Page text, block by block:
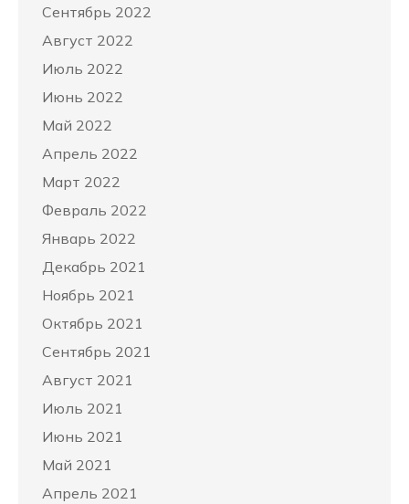
Сентябрь 2022
Август 2022
Июль 2022
Июнь 2022
Май 2022
Апрель 2022
Март 2022
Февраль 2022
Январь 2022
Декабрь 2021
Ноябрь 2021
Октябрь 2021
Сентябрь 2021
Август 2021
Июль 2021
Июнь 2021
Май 2021
Апрель 2021